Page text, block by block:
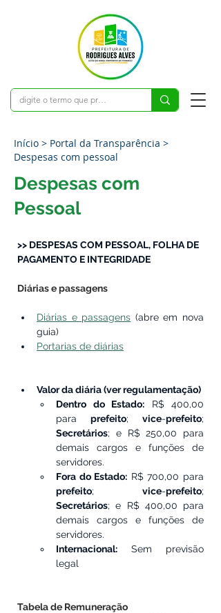
Início > Portal da Transparência >
Despesas com pessoal
Despesas com
Pessoal
>> DESPESAS COM PESSOAL, FOLHA DE
PAGAMENTO E INTEGRIDADE
Diárias e passagens
Diárias e passagens (abre em nova
guia)
Portarias de diárias
Valor da diária (ver regulamentação)
Dentro do Estado: R$ 400,00
para prefeito; vice-prefeito
Secretários; e R$ 250,00 para
demais cargos e funções de
servidores.
Fora do Estado:
prefeito; vice-prefeito
Secretários; e R$ 400,00 para
demais cargos e funções de
servidores.
Internacional: Sem previsão
legal
Tabela de Remuneração